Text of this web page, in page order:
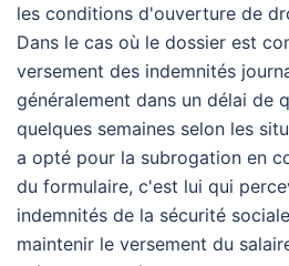
les conditions d'ouverture de
Dans le cas où le dossier est
versement des indemnités
généralement dans un délai de
quelques semaines selon les
a opté pour la subrogation en
du formulaire, c'est lui qui
indemnités de la sécurité
maintenir le versement du